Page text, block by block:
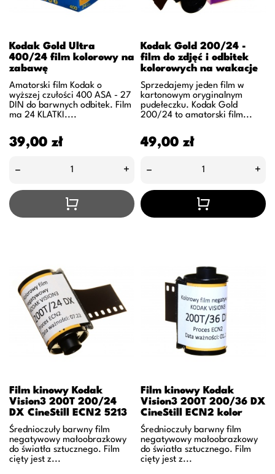
Kodak Gold Ultra
400/24 film kolorowy na
zabawę
Amatorski film Kodak o
wyższej czułości 400 ASA - 27
DIN do barwnych odbitek. Film
ma 24 KLATKI....
Cena
39,00 zł
– +
Kodak Gold 200/24 -
film do zdjęć i odbitek
kolorowych na wakacje
Sprzedajemy jeden film w
kartonowym oryginalnym
pudełeczku. Kodak Gold
200/24 to amatorski film...
Cena
49,00 zł
– +
Film kinowy Kodak
Vision3 200T 200/24
DX CineStill ECN2 5213
Średnioczuły barwny film
negatywowy małoobrazkowy
do światła sztucznego. Film
cięty jest z...
Film kinowy Kodak
Vision3 200T 200/36 DX
CineStill ECN2 kolor
Średnioczuły barwny film
negatywowy małoobrazkowy
do światła sztucznego. Film
cięty jest z...